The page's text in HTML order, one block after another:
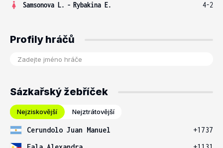
Samsonova L. - Rybakina E. 4-2
Profily hráčů
Sázkařský žebříček
Nejziskovější Nejztrátovější
Cerundolo Juan Manuel
+1737